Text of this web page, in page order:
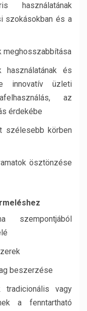
használatának
szokásokban és a
meghosszabbítása
és
innovatív üzleti
az
érdekébe
szélesebb körben
ösztönzése
szempontjából
beszerzése
tradicionális vagy
a fenntartható